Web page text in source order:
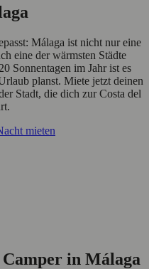
Málaga ist nicht nur eine
eine der wärmsten Städte
Sonnentagen im Jahr ist es
planst. Miete jetzt deinen
Stadt, die dich zur Costa del
mieten
in Málaga